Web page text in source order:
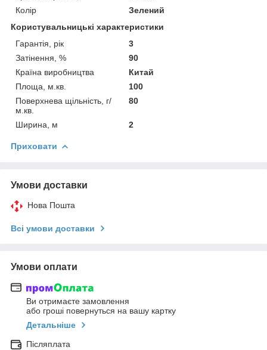
Колір
Зелений
Користувальницькі характеристики
Гарантія, рік
3
Затінення, %
90
Країна виробництва
Китай
Площа, м.кв.
100
Поверхнева щільність, г/
м.кв.
80
Ширина, м 2
Приховати
Умови доставки
Нова Пошта
Всі умови доставки
Умови оплати
Ви отримаєте замовлення
або гроші повернуться на вашу картку
Детальніше
Післяплата